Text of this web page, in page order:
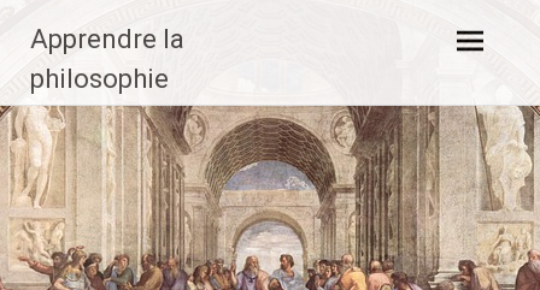
contenu
principal
Apprendre la
philosophie